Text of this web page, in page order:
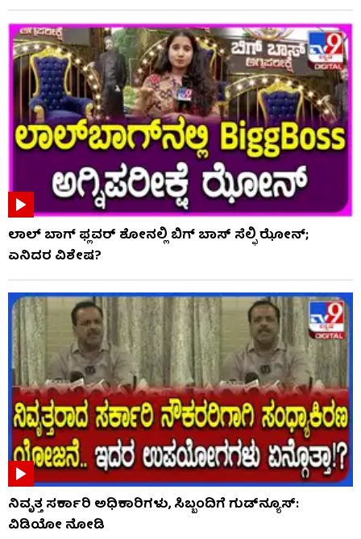
ಲಾಲ್ ಬಾಗ್ ಫ್ಲವರ್ ಶೋನಲ್ಲಿ ಬಿಗ್ ಬಾಸ್ ಸೆಲ್ಫಿ ಝೋನ್;
ಏನಿದರ ವಿಶೇಷ?
ನಿವೃತ್ತ ಸರ್ಕಾರಿ ಅಧಿಕಾರಿಗಳು, ಸಿಬ್ಬಂದಿಗೆ ಗುಡ್​ನ್ಯೂಸ್:
ವಿಡಿಯೋ ನೋಡಿ